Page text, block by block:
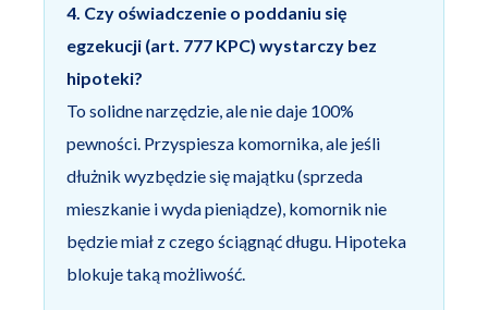
4. Czy oświadczenie o poddaniu się
egzekucji (art. 777 KPC) wystarczy bez
hipoteki?
To solidne narzędzie, ale nie daje 100%
pewności. Przyspiesza komornika, ale jeśli
dłużnik wyzbędzie się majątku (sprzeda
mieszkanie i wyda pieniądze), komornik nie
będzie miał z czego ściągnąć długu. Hipoteka
blokuje taką możliwość.